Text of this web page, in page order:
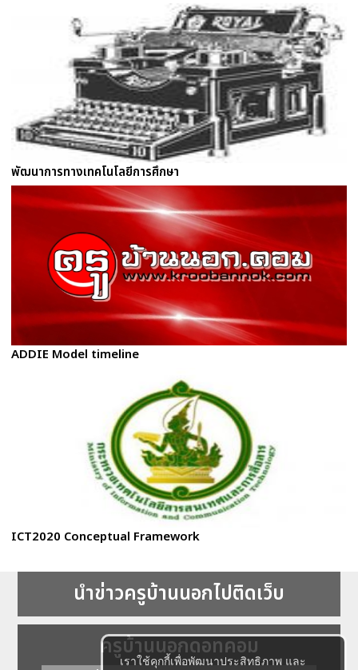
เราใช้คุกกี้เพื่อพัฒนาประสิทธิภาพ และ
พัฒนาการทางเทคโนโลยีการศึกษา
ADDIE Model timeline
ICT2020 Conceptual Framework
นำข่าวครูบ้านนอกไปติดเว็บ
ครูบ้านนอกดอทคอม